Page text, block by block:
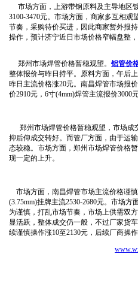
市场方面，上游带钢原料及主导地区
3100-3470元。市场方面，商家多互相
节奏，采购待价买进，因此商家暂外报
操作，预计济宁近日市场价格窄幅盘整
郑州市场焊管价格暂稳观望。 铝管价
整体报价与昨日持平。原料方面，午后
昨日主流价格涨20元。南昌焊管市场报
价2910元，6寸(4mm)焊管主流报价3000
郑州市场焊管价格暂稳观望，市场成
抑后仰成交转好。而管厂方面，由于运
态较稳。市场方面，郑州市场焊管价格
现一定的上升。
市场方面，南昌焊管市场主流价格谨
(3.75mm)挂牌主流2530-2680元。市场
为谨慎，打乱市场节奏，市场上供需双
显活跃，整体成交仍一般，不过厂家货
续谨慎操作涨10至2130元，后续厂商操